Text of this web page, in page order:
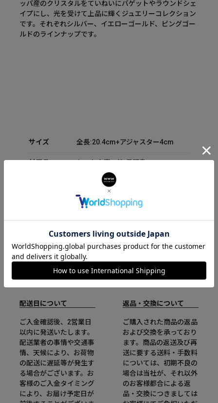
ッパ産のクリスタルをていねいにバゲットやラウンドシェ
イプにし、光を受けて上品に輝くジュエリーコレクション
です。それぞれシルバー、イエローゴールド、ピングゴー
ルドのラインナップです。
サイズ 全長:20.4cm+アジャスター4cm
付属品 セット内容：箱 保証書
配送日について
ご入金確認後、2営業日
以内に発送いたします。
配送業者の事情や交通事
情、天候により、お荷物
の配送に遅延等が発生す
る場合がございます。お
客様のご入金タイミング
により、お届け予定日が
返品・交換について
ご購入された商品の返品
および交換を承っており
ます。商品の返送及び再
送に要する送料・手数料
については、初期不良の
場合は当社が、それ以外
のお客様都合による返
品・交換につきましては